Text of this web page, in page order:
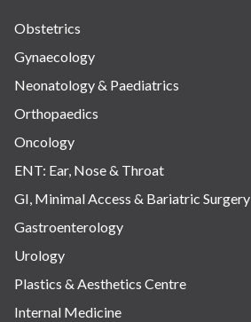
Obstetrics
Gynaecology
Neonatology & Paediatrics
Orthopaedics
Oncology
ENT: Ear, Nose & Throat
GI, Minimal Access & Bariatric Surgery
Gastroenterology
Urology
Plastics & Aesthetics Centre
Internal Medicine